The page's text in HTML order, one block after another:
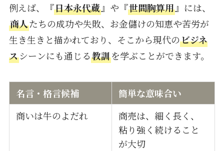
例えば、『日本永代蔵』や『世間胸算用』には、
商人たちの成功や失敗、お金儲けの知恵や苦労が
生き生きと描かれており、そこから現代のビジネ
スシーンにも通じる教訓を学ぶことができます。
名言・格言候補
簡単な意味合い
商いは牛のよだれ
商売は、細く長く、
粘り強く続けること
が大切